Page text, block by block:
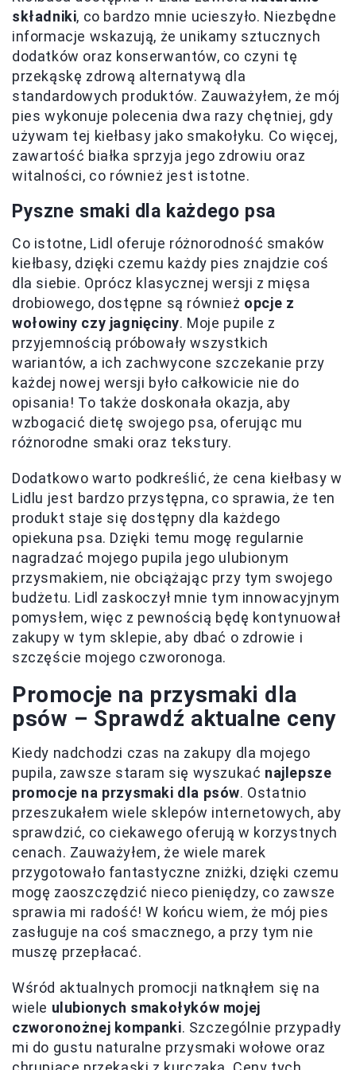
składniki, co bardzo mnie ucieszyło. Niezbędne
informacje wskazują, że unikamy sztucznych
dodatków oraz konserwantów, co czyni tę
przekąskę zdrową alternatywą dla
standardowych produktów. Zauważyłem, że mój
pies wykonuje polecenia dwa razy chętniej, gdy
używam tej kiełbasy jako smakołyku. Co więcej,
zawartość białka sprzyja jego zdrowiu oraz
witalności, co również jest istotne.
Pyszne smaki dla każdego psa
Co istotne, Lidl oferuje różnorodność smaków
kiełbasy, dzięki czemu każdy pies znajdzie coś
dla siebie. Oprócz klasycznej wersji z mięsa
drobiowego, dostępne są również opcje z
wołowiny czy jagnięciny. Moje pupile z
przyjemnością próbowały wszystkich
wariantów, a ich zachwycone szczekanie przy
każdej nowej wersji było całkowicie nie do
opisania! To także doskonała okazja, aby
wzbogacić dietę swojego psa, oferując mu
różnorodne smaki oraz tekstury.
Dodatkowo warto podkreślić, że cena kiełbasy w
Lidlu jest bardzo przystępna, co sprawia, że ten
produkt staje się dostępny dla każdego
opiekuna psa. Dzięki temu mogę regularnie
nagradzać mojego pupila jego ulubionym
przysmakiem, nie obciążając przy tym swojego
budżetu. Lidl zaskoczył mnie tym innowacyjnym
pomysłem, więc z pewnością będę kontynuował
zakupy w tym sklepie, aby dbać o zdrowie i
szczęście mojego czworonoga.
Promocje na przysmaki dla
psów – Sprawdź aktualne ceny
Kiedy nadchodzi czas na zakupy dla mojego
pupila, zawsze staram się wyszukać najlepsze
promocje na przysmaki dla psów. Ostatnio
przeszukałem wiele sklepów internetowych, aby
sprawdzić, co ciekawego oferują w korzystnych
cenach. Zauważyłem, że wiele marek
przygotowało fantastyczne zniżki, dzięki czemu
mogę zaoszczędzić nieco pieniędzy, co zawsze
sprawia mi radość! W końcu wiem, że mój pies
zasługuje na coś smacznego, a przy tym nie
muszę przepłacać.
Wśród aktualnych promocji natknąłem się na
wiele ulubionych smakołyków mojej
czworonożnej kompanki. Szczególnie przypadły
mi do gustu naturalne przysmaki wołowe oraz